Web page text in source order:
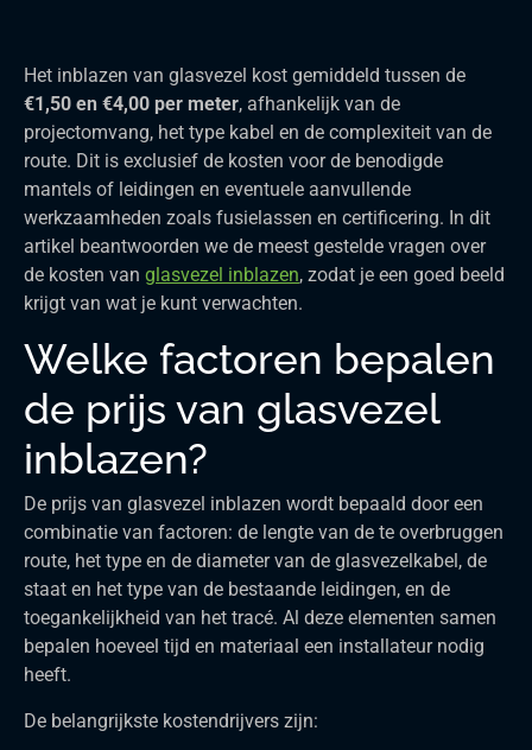
Het inblazen van glasvezel kost gemiddeld tussen de
€1,50 en €4,00 per meter, afhankelijk van de
projectomvang, het type kabel en de complexiteit van de
route. Dit is exclusief de kosten voor de benodigde
mantels of leidingen en eventuele aanvullende
werkzaamheden zoals fusielassen en certificering. In dit
artikel beantwoorden we de meest gestelde vragen over
de kosten van glasvezel inblazen, zodat je een goed beeld
krijgt van wat je kunt verwachten.
Welke factoren bepalen
de prijs van glasvezel
inblazen?
De prijs van glasvezel inblazen wordt bepaald door een
combinatie van factoren: de lengte van de te overbruggen
route, het type en de diameter van de glasvezelkabel, de
staat en het type van de bestaande leidingen, en de
toegankelijkheid van het tracé. Al deze elementen samen
bepalen hoeveel tijd en materiaal een installateur nodig
heeft.
De belangrijkste kostendrijvers zijn: